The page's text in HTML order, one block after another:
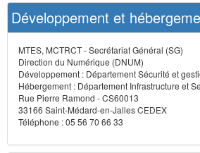
Développement et
MTES, MCTRCT - Secrétariat Général (SG)
Direction du Numérique (DNUM)
Développement : Département Sécurité et
Hébergement : Département Infrastructure et
Rue Pierre Ramond - CS60013
33166 Saint-Médard-en-Jalles CEDEX
Téléphone : 05 56 70 66 33